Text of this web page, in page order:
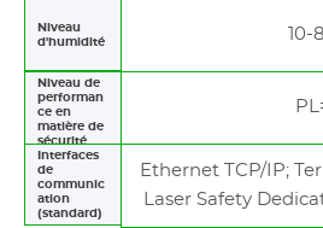
Niveau
d'humidité
10-
Niveau de
performan
ce en
matière de
sécurité
Interfaces
de
communic
ation
(standard)
Ethernet TCP/IP;
Laser Safety